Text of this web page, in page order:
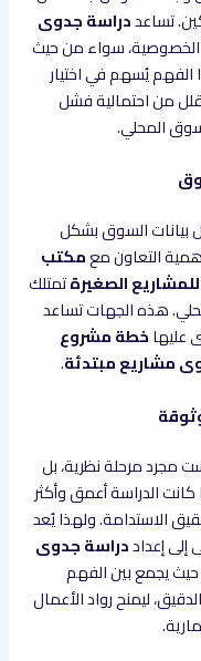
تساعددراسة جدوى
سواء من حيث
الفهم يُسهم في اختيار
من احتمالية فشل
المحلي.
بيانات السوق بشكل
التعاون معمكتب
الصغيرةتمتلك
هذه الجهات تساعد
عليهاخطة مشروع
مشاريع مبتدئة.
مجرد مرحلة نظرية، بل
الدراسة أعمق وأكثر
الاستدامة. ولهذا يُعد
إعداددراسة جدوى
يجمع بين الفهم
ليمنح رواد الأعمال